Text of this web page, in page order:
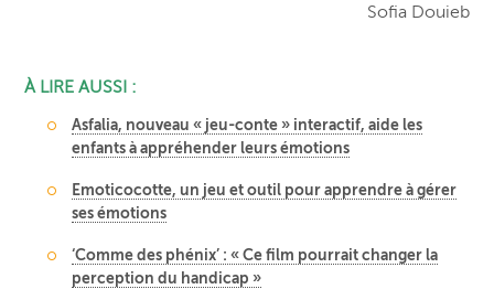
Sofia Douieb
À LIRE AUSSI :
Asfalia, nouveau « jeu-conte » interactif, aide les
enfants à appréhender leurs émotions
Emoticocotte, un jeu et outil pour apprendre à gérer
ses émotions
‘Comme des phénix’ : « Ce film pourrait changer la
perception du handicap »